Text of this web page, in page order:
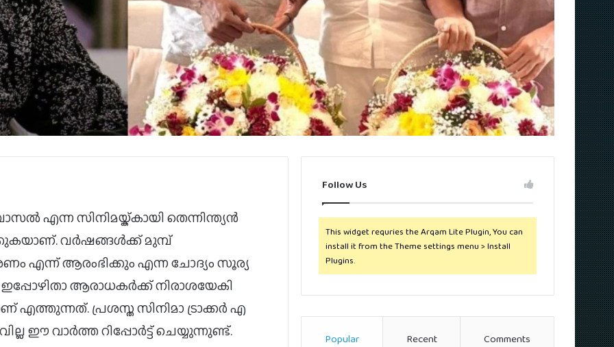
എന്ന സിനിമയ്ക്കായി തെന്നിന്ത്യൻ
വർഷങ്ങൾക്ക് മുമ്പ്
എന്ന് ആരംഭിക്കും എന്ന ചോദ്യം സൂര്യ
ആരാധകർക്ക് നിരാശയേകി
എത്തുന്നത്. പ്രശസ്ത സിനിമാ ട്രാക്കർ എ
വില്ല ഈ വാർത്ത റിപ്പോർട്ട് ചെയ്യുന്നുണ്ട്.
Follow Us
This widget requries the Arqam Lite Plugin, You can
install it from the Theme settings menu > Install
Plugins.
Popular Recent Comments